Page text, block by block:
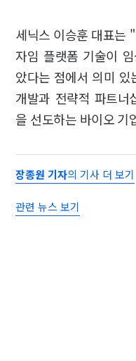
세닉스 이승훈 대표는
자임 플랫폼 기술이
았다는 점에서 의미
개발과 전략적 파트너
을 선도하는 바이오 기
장종원 기자의 기사 더 보기
관련 뉴스 보기